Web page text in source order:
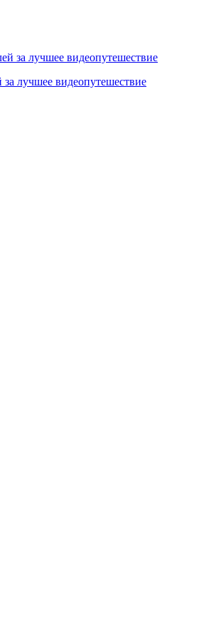
лучшее видеопутешествие